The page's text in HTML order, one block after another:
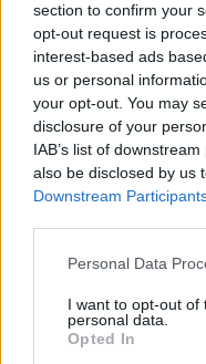
section to confirm your
opt-out request is
interest-based ads
us or personal
your opt-out. You may
disclosure of your
IAB’s list of
also be disclosed by us
Downstream
Please note that this
not limited to your visit
grant or deny consent
use your data for below
Personal Data
I want to opt-out of
personal data.
Opted In